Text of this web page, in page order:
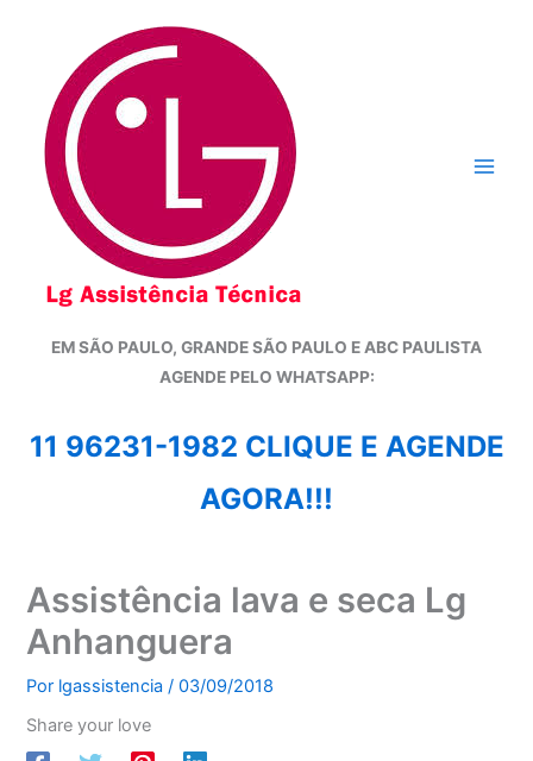
conteúdo
EM SÃO PAULO, GRANDE SÃO PAULO E ABC PAULISTA
AGENDE PELO WHATSAPP:
11 96231-1982 CLIQUE E AGENDE
AGORA!!!
Assistência lava e seca Lg
Anhanguera
Por lgassistencia/03/09/2018
Share your love